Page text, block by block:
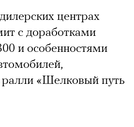
центрах
с доработками
и особенностями
«Шелковый путь